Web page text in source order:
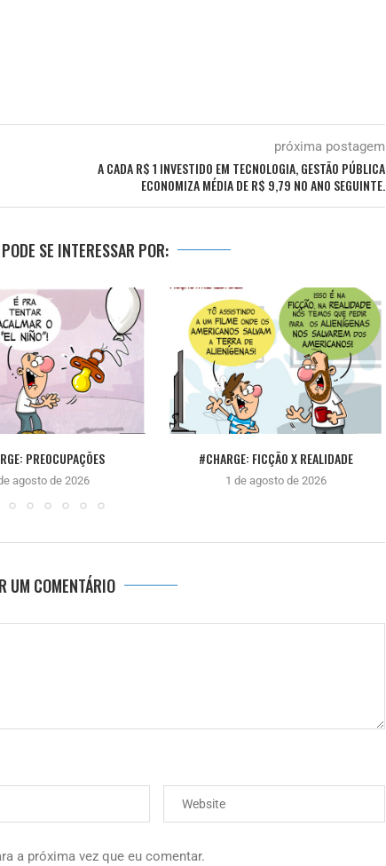
próxima postagem
A CADA R$ 1 INVESTIDO EM TECNOLOGIA, GESTÃO PÚBLICA
ECONOMIZA MÉDIA DE R$ 9,79 NO ANO SEGUINTE.
SE INTERESSAR POR:
PREOCUPAÇÕES
agosto de 2026
#CHARGE: FICÇÃO X REALIDADE
1 de agosto de 2026
UM COMENTÁRIO
a próxima vez que eu comentar.